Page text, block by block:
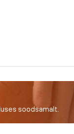
soodsamalt.